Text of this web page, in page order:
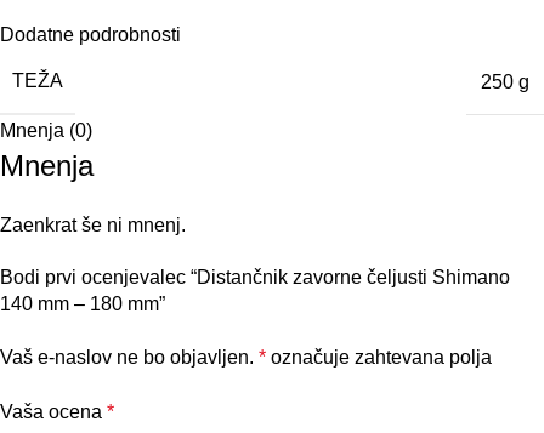
Dodatne podrobnosti
TEŽA 250 g
Mnenja (0)
Mnenja
Zaenkrat še ni mnenj.
Bodi prvi ocenjevalec “Distančnik zavorne čeljusti Shimano
140 mm – 180 mm”
Vaš e-naslov ne bo objavljen. * označuje zahtevana polja
Vaša ocena *